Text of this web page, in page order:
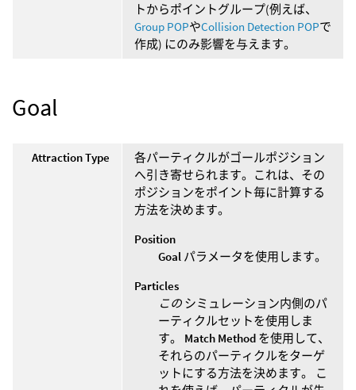
トからポイントグループ(例えば、
Group POPやCollision Detection POPで
作成) にのみ影響を与えます。
Goal
Attraction Type
各パーティクルがゴールポジション
へ引き寄せられます。これは、その
ポジションをポイント毎に計算する
方法を決めます。
Position
Goal パラメータを使用します。
Particles
この シミュレーション内側のパ
ーティクルセットを使用しま
す。 Match Method を使用して、
それらのパーティクルをターゲ
ットにする方法を決めます。 こ